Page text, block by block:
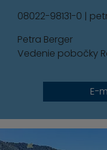
08022-98131-0 |
Petra Berger
Vedenie pobočky
E-